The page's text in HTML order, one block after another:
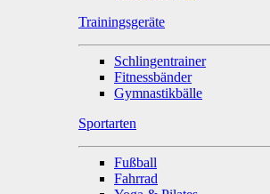
Trainingsgeräte
Schlingentrainer
Fitnessbänder
Gymnastikbälle
Sportarten
Fußball
Fahrrad